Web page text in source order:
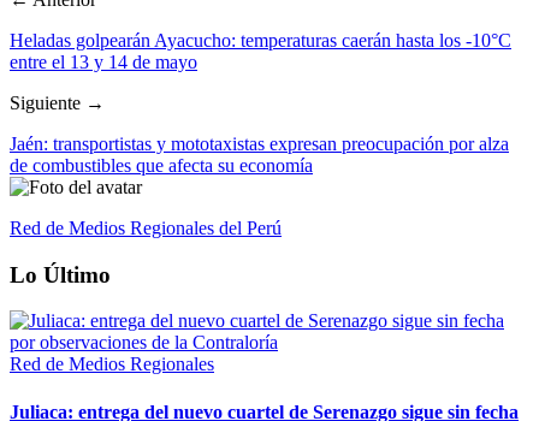
Heladas golpearán Ayacucho: temperaturas caerán hasta los -10°C
entre el 13 y 14 de mayo
Siguiente →
Jaén: transportistas y mototaxistas expresan preocupación por alza
de combustibles que afecta su economía
Red de Medios Regionales del Perú
Lo Último
Red de Medios Regionales
Juliaca: entrega del nuevo cuartel de Serenazgo sigue sin fecha